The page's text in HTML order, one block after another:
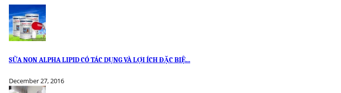
SỮA NON ALPHA LIPID CÓ TÁC DỤNG VÀ LỢI ÍCH ĐẶC BIỆ...
December 27, 2016